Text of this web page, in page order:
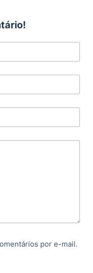
por e-mail.